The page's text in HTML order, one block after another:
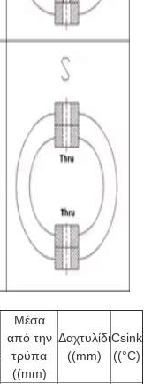
Μέσα
από την
τρύπα
((mm)
Δαχτυλίδι
((mm)
Csink
((°C)